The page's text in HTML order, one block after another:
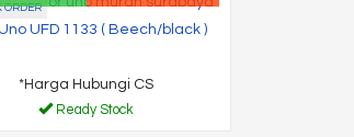
ORDER
UFD 1133 ( Beech/black )
*Harga Hubungi CS
Ready Stock